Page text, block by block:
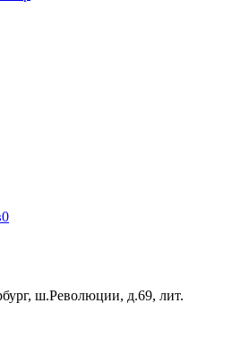
0
ш.Революции, д.69, лит.